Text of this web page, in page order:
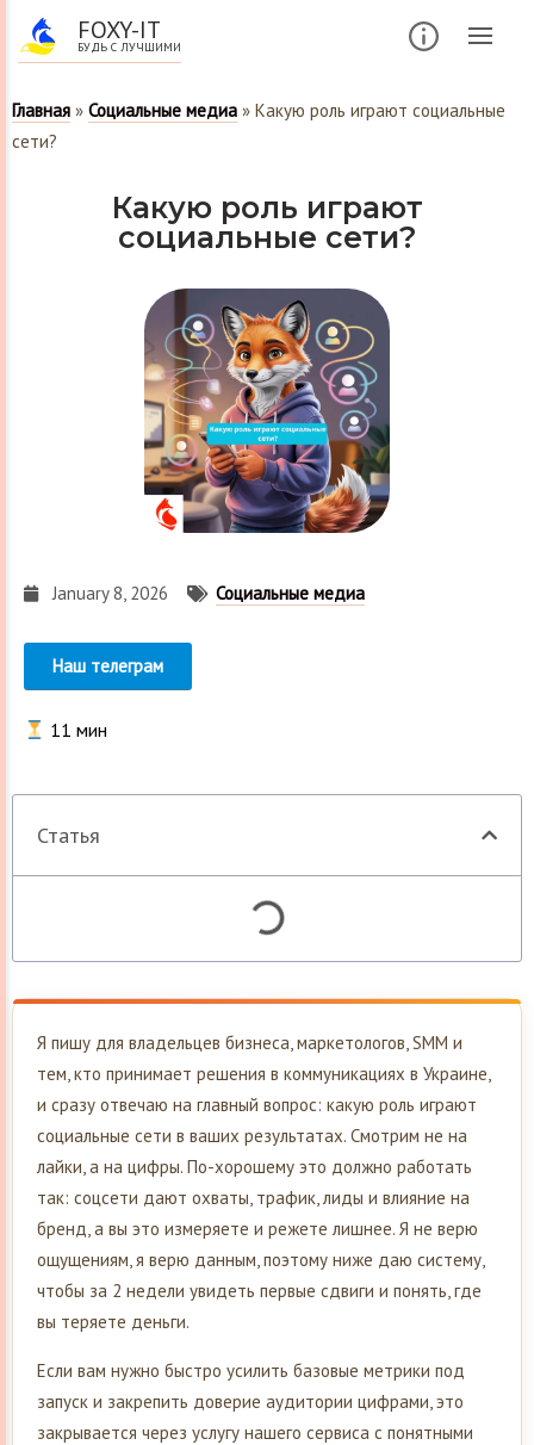
FOXY-IT
БУДЬ С ЛУЧШИМИ
Главная » Социальные медиа » Какую роль играют социальные
сети?
Какую роль играют
социальные сети?
January 8, 2026 Социальные медиа
Наш телеграм
11 мин
Статья
Я пишу для владельцев бизнеса, маркетологов, SMM и
тем, кто принимает решения в коммуникациях в Украине,
и сразу отвечаю на главный вопрос: какую роль играют
социальные сети в ваших результатах. Смотрим не на
лайки, а на цифры. По-хорошему это должно работать
так: соцсети дают охваты, трафик, лиды и влияние на
бренд, а вы это измеряете и режете лишнее. Я не верю
ощущениям, я верю данным, поэтому ниже даю систему,
чтобы за 2 недели увидеть первые сдвиги и понять, где
вы теряете деньги.
Если вам нужно быстро усилить базовые метрики под
запуск и закрепить доверие аудитории цифрами, это
закрывается через услугу нашего сервиса с понятными